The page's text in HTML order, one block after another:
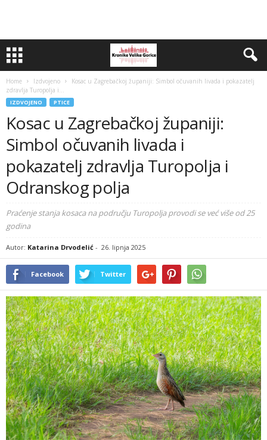
Home Izdvojeno
Kosac u Zagrebačkoj županiji: Simbol očuvanih livada i pokazatelj
zdravlja Turopolja i...
IZDVOJENO PTICE
Kosac u Zagrebačkoj županiji:
Simbol očuvanih livada i
pokazatelj zdravlja Turopolja i
Odranskog polja
Praćenje stanja kosaca na području Turopolja provodi se već više od 25
godina
Autor: Katarina Drvodelić - 26. lipnja 2025
Facebook Twitter